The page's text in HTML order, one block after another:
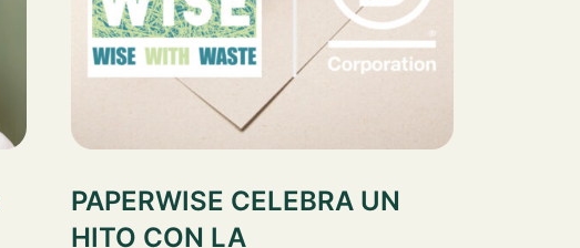
PAPERWISE CELEBRA UN
HITO CON LA